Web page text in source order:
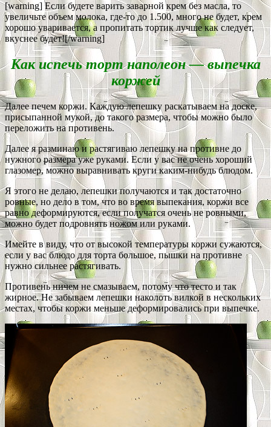
[warning] Если будете варить заварной крем без масла, то
увеличьте объем молока, где-то до 1.500, много не будет, крем
хорошо уваривается, а пропитать тортик лучше как следует,
вкуснее будет![/warning]
Как испечь торт наполеон — выпечка
коржей
Далее печем коржи. Каждую лепешку раскатываем на доске,
присыпанной мукой, до такого размера, чтобы можно было
переложить на противень.
Далее я разминаю и растягиваю лепешку на противне до
нужного размера уже руками. Если у вас не очень хороший
глазомер, можно выравнивать круги каким-нибудь блюдом.
Я этого не делаю, лепешки получаются и так достаточно
ровные, но дело в том, что во время выпекания, коржи все
равно деформируются, если получатся очень не ровными,
можно будет подровнять ножом или руками.
Имейте в виду, что от высокой температуры коржи сужаются,
если у вас блюдо для торта большое, пышки на противне
нужно сильнее растягивать.
Противень ничем не смазываем, потому что тесто и так
жирное. Не забываем лепешки наколоть вилкой в нескольких
местах, чтобы коржи меньше деформировались при выпечке.